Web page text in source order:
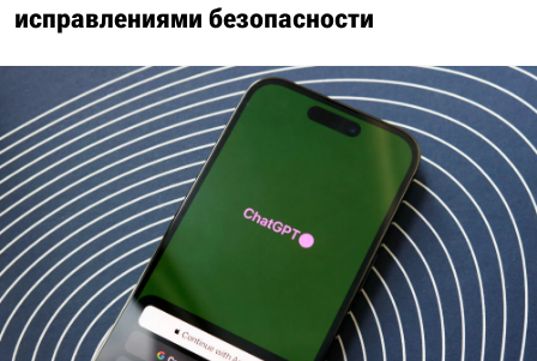
исправлениями безопасности